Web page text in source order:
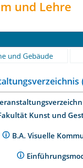
und Lehre
und Gebäude
Kunst und
B.A. Visuelle